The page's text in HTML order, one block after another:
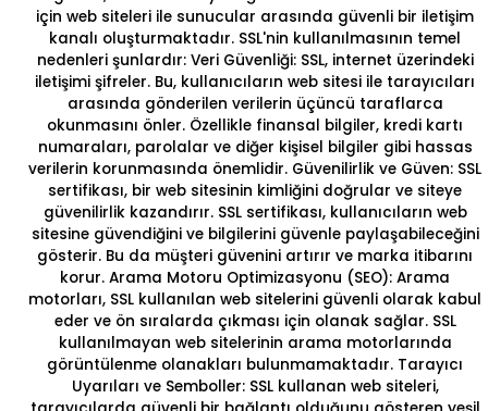
için web siteleri ile sunucular arasında güvenli bir iletişim
kanalı oluşturmaktadır. SSL'nin kullanılmasının temel
nedenleri şunlardır: Veri Güvenliği: SSL, internet üzerindeki
iletişimi şifreler. Bu, kullanıcıların web sitesi ile tarayıcıları
arasında gönderilen verilerin üçüncü taraflarca
okunmasını önler. Özellikle finansal bilgiler, kredi kartı
numaraları, parolalar ve diğer kişisel bilgiler gibi hassas
verilerin korunmasında önemlidir. Güvenilirlik ve Güven: SSL
sertifikası, bir web sitesinin kimliğini doğrular ve siteye
güvenilirlik kazandırır. SSL sertifikası, kullanıcıların web
sitesine güvendiğini ve bilgilerini güvenle paylaşabileceğini
gösterir. Bu da müşteri güvenini artırır ve marka itibarını
korur. Arama Motoru Optimizasyonu (SEO): Arama
motorları, SSL kullanılan web sitelerini güvenli olarak kabul
eder ve ön sıralarda çıkması için olanak sağlar. SSL
kullanılmayan web sitelerinin arama motorlarında
görüntülenme olanakları bulunmamaktadır. Tarayıcı
Uyarıları ve Semboller: SSL kullanan web siteleri,